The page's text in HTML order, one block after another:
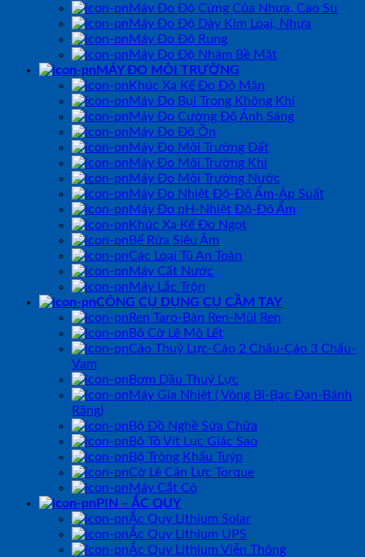
Máy Đo Độ Cứng Của Nhựa, Cao Su
Máy Đo Độ Dày Kim Loại, Nhựa
Máy Đo Độ Rung
Máy Đo Độ Nhám Bề Mặt
MÁY ĐO MÔI TRƯỜNG
Khúc Xạ Kế Đo Độ Mặn
Máy Đo Bụi Trong Không Khí
Máy Đo Cường Độ Ánh Sáng
Máy Đo Độ Ồn
Máy Đo Môi Trường Đất
Máy Đo Môi Trường Khí
Máy Đo Môi Trường Nước
Máy Đo Nhiệt Độ-Độ Ẩm-Áp Suất
Máy Đo pH-Nhiệt Độ-Độ Ẩm
Khúc Xạ Kế Đo Ngọt
Bể Rửa Siêu Âm
Các Loại Tủ An Toàn
Máy Cất Nước
Máy Lắc Trộn
CÔNG CỤ DỤNG CỤ CẦM TAY
Ren Taro-Bàn Ren-Mũi Ren
Bộ Cờ Lê Mỏ Lết
Cảo Thuỷ Lực-Cảo 2 Chấu-Cảo 3 Chấu-
Vam
Bơm Dầu Thuỷ Lực
Máy Gia Nhiệt ( Vòng Bi-Bạc Đạn-Bánh
Răng)
Bộ Đồ Nghề Sửa Chữa
Bộ Tô Vít Lục Giác Sao
Bộ Tròng Khẩu Tuýp
Cờ Lê Cân Lực Torque
Máy Cắt Cỏ
PIN – ẮC QUY
Ắc Quy Lithium Solar
Ắc Quy Lithium UPS
Ắc Quy Lithium Viễn Thông